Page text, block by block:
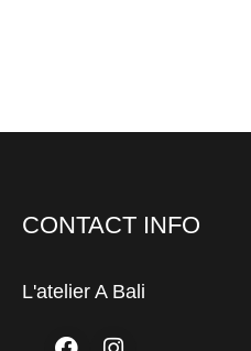
CONTACT INFO
L'atelier A Bali
Facebook
Instagram